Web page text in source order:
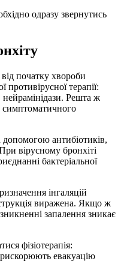
одразу звернутись
початку хвороби
терапії:
нейрамінідази. Решта ж
симптоматичного
допомогою антибіотиків,
вірусному бронхіті
бактеріальної
інгаляцій
виражена. Якщо ж
запалення зникає
фізіотерапія:
евакуацію